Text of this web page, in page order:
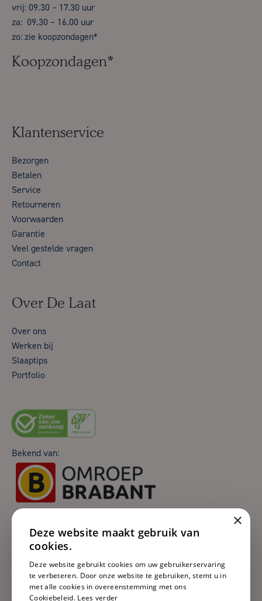
vrij: 09.30 – 17.30 uur
za: 09.30 – 16.00 uur
zo: zie koopzondagen*
Koopzondagen*
Klantenservice
Bezorgen
Betalen
Service
Retourneren
Voorwaarden
Garantie
Veel gestelde vragen
Contact
Over De Laat
Over ons
Werken bij
Slaaptips
Portfolio
Bekend van:
×
Deze website maakt gebruik van
cookies.
Deze website gebruikt cookies om uw gebruikerservaring
te verbeteren. Door onze website te gebruiken, stemt u in
met alle cookies in overeenstemming met ons
Cookiebeleid. Lees verder